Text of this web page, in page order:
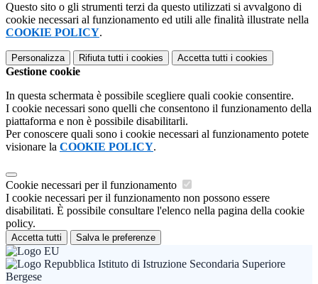
Questo sito o gli strumenti terzi da questo utilizzati si avvalgono di
cookie necessari al funzionamento ed utili alle finalità illustrate nella
COOKIE POLICY.
Personalizza Rifiuta tutti i cookies Accetta tutti i cookies
Gestione cookie
In questa schermata è possibile scegliere quali cookie consentire.
I cookie necessari sono quelli che consentono il funzionamento della
piattaforma e non è possibile disabilitarli.
Per conoscere quali sono i cookie necessari al funzionamento potete
visionare la COOKIE POLICY.
Cookie necessari per il funzionamento
I cookie necessari per il funzionamento non possono essere
disabilitati. È possibile consultare l'elenco nella pagina della cookie
policy.
Accetta tutti Salva le preferenze
Istituto di Istruzione Secondaria Superiore
Bergese